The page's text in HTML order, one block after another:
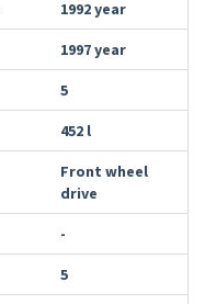
1992 year
1997 year
5
452 l
Front wheel
drive
-
5